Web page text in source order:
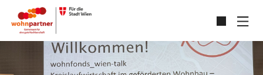
Zum Hauptinhalt springen
Skip to page footer